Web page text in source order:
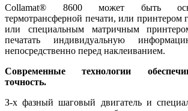
Collamat® 8600 может быть
термотрансферной печати, или принтером
или специальным матричным
печатать индивидуальную
непосредственно перед наклеиванием.
Современные технологии
точность.
З-х фазный шаговый двигатель и